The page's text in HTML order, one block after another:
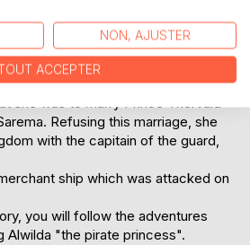
an expert in the art of handling
as well as a talented
age of majority, she learnt the day
she was to marry Prince Thorvald
Refusing this marriage, she
with the capitain of the guard,
ship which was attacked on
you will follow the adventures
Alwilda "the pirate princess".
NON, AJUSTER
ACCEPTER